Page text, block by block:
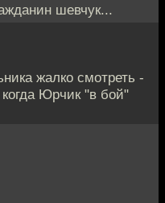
шевчук...
жалко смотреть -
Юрчик "в бой"